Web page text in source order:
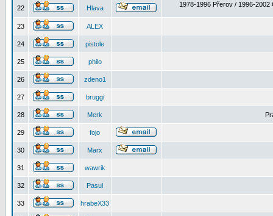
22 Hlava 1978-1996 Přerov / 1996-2002
23 ALEX
24 pistole
25 philo
26 zdeno1
27 bruggi
28 Merk
29 fojo
30 Marx
31 wawrik
32 Pasul
33 hrabeX33